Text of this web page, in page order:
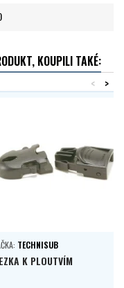
KOUPILI TAKÉ:
>
<
TECHNISUB
K PLOUTVÍM